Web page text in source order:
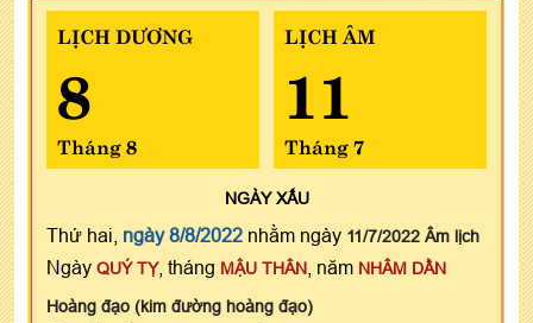
LỊCH DƯƠNG
8
Tháng 8
LỊCH ÂM
11
Tháng 7
NGÀYXẤU
Thứ hai, ngày 8/8/2022 nhằm ngày 11/7/2022 Âm lịch
Ngày QUÝ TỴ, tháng MẬU THÂN , năm NHÂM DẦN
Hoàng đạo (kim đường hoàng đạo)